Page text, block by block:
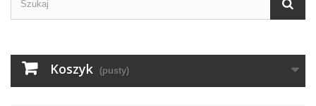
Koszyk (pusty)